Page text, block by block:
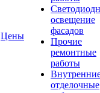
Цены
освещение
фасадов
Прочие
ремонтные
работы
отделочные